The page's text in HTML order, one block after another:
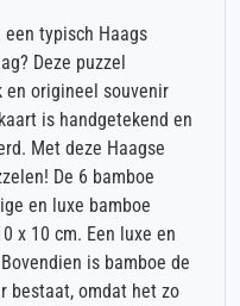
een typisch Haags
Deze puzzel
origineel souvenir
is handgetekend en
Met deze Haagse
De 6 bamboe
en luxe bamboe
x 10 cm. Een luxe en
is bamboe de
bestaat, omdat het zo